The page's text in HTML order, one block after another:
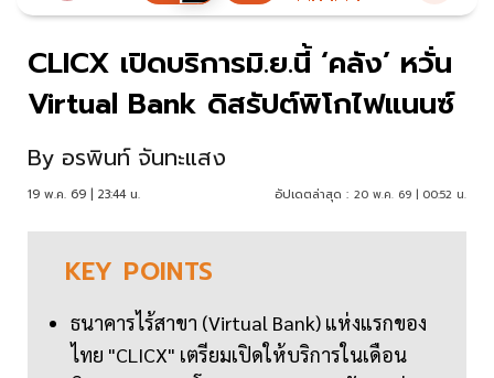
CLICX เปิดบริการมิ.ย.นี้ ‘คลัง’ หวั่น
Virtual Bank ดิสรัปต์พิโกไฟแนนซ์
By อรพินท์ จันทะแสง
19 พ.ค. 69 | 23:44 น. อัปเดตล่าสุด : 20 พ.ค. 69 | 00:52 น.
KEY POINTS
ธนาคารไร้สาขา (Virtual Bank) แห่งแรกของ
ไทย "CLICX" เตรียมเปิดให้บริการในเดือน